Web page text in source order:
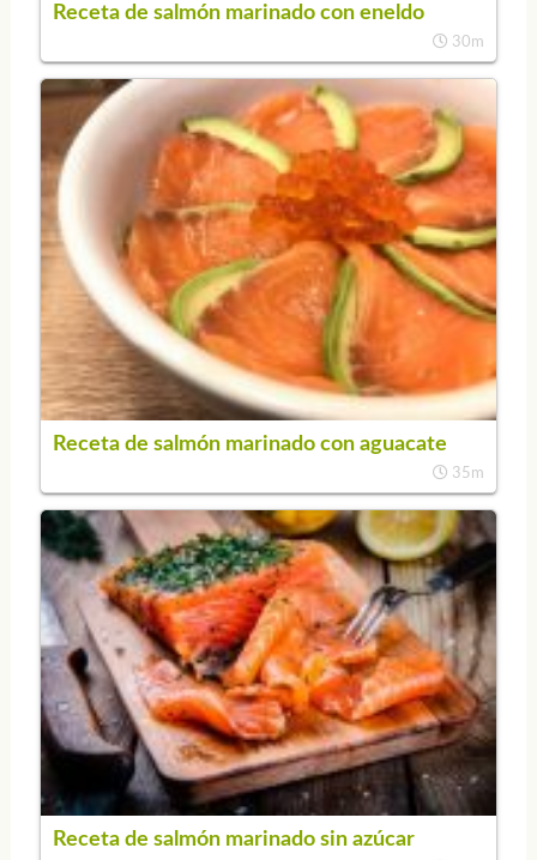
Receta de salmón marinado con eneldo
30m
Receta de salmón marinado con aguacate
35m
Receta de salmón marinado sin azúcar